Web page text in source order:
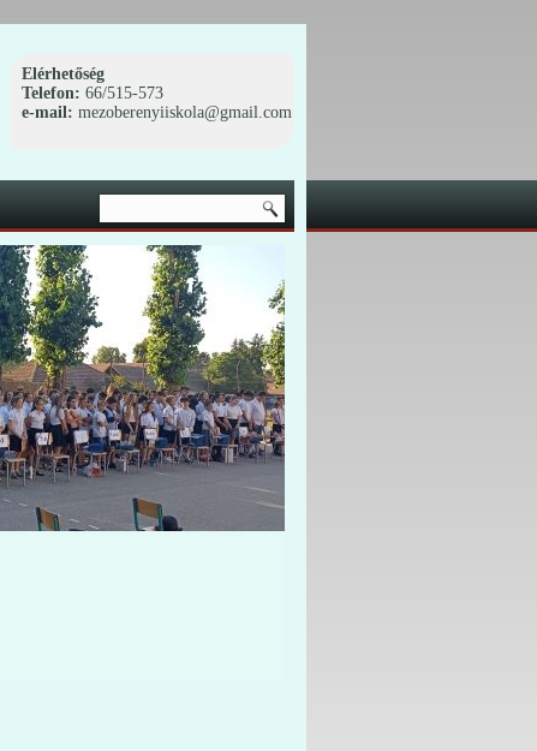
Elérhetőség
Telefon: 66/515-573
e-mail: mezoberenyiiskola@gmail.com